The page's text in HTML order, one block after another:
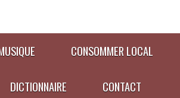
CONSOMMER LOCAL
DICTIONNAIRE CONTACT